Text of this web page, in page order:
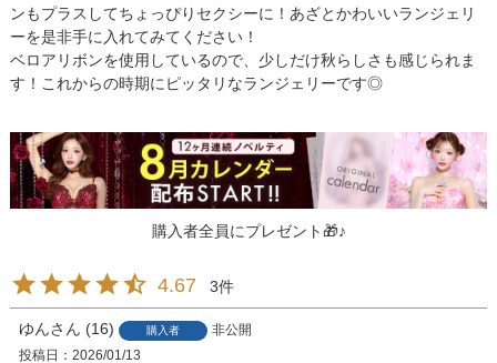
ンもプラスしてちょっぴりセクシーに！あざとかわいいランジェリ
ーを是非手に入れてみてください！
ベロアリボンを使用しているので、少しだけ秋らしさも感じられま
す！これからの時期にピッタリなランジェリーです◎
購入者全員にプレゼント🎁♪
4.67 3
ゆん 16 購入者
非公開
投稿日
2026/01/13